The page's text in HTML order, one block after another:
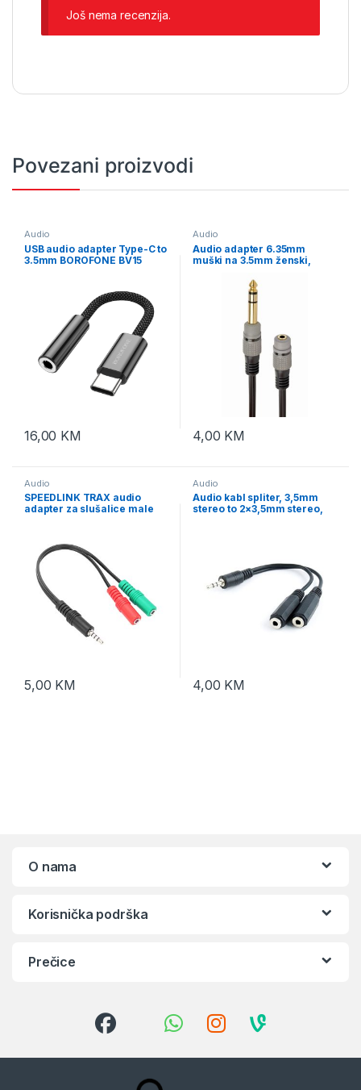
Još nema recenzija.
Povezani proizvodi
Audio
USB audio adapter Type-C to
3.5mm BOROFONE BV15
16,00 KM
Audio
Audio adapter 6.35mm
muški na 3.5mm ženski,
63M35F-0.2M
4,00 KM
Audio
SPEEDLINK TRAX audio
adapter za slušalice male
PS5/PS4/Xbox Series X/S,
SL-450103-BK
5,00 KM
Audio
Audio kabl spliter, 3,5mm
stereo to 2×3,5mm stereo,
4,00 KM
O nama
Korisnička podrška
Prečice